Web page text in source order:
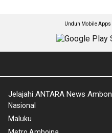
Unduh Mobile Apps
Jelajahi ANTARA News
Nasional
Maluku